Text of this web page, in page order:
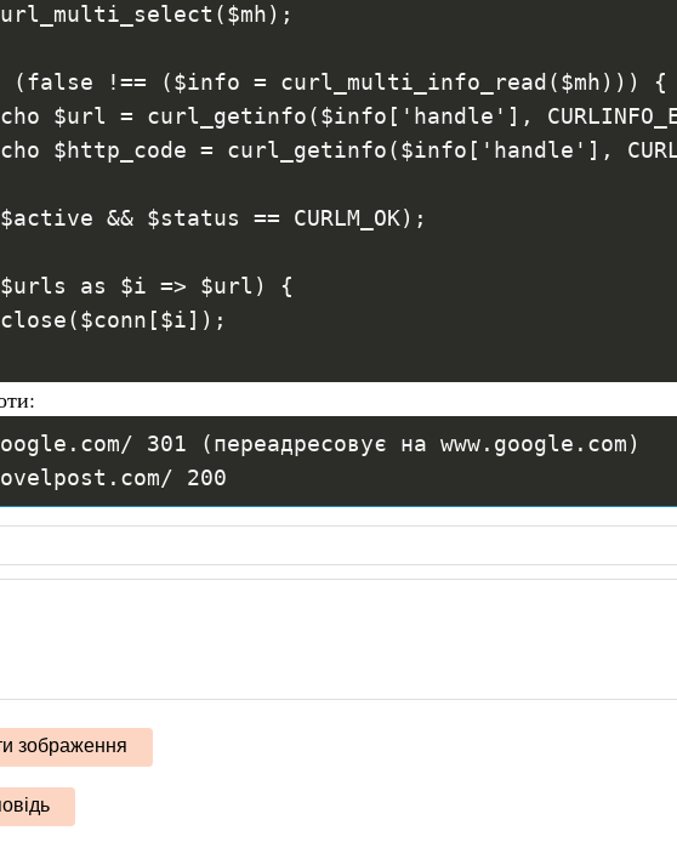
(false !== ($info = curl_multi_info_read($mh))) {
$url = curl_getinfo($info['handle'],
$http_code = curl_getinfo($info['handle'],
&& $status == CURLM_OK);
as $i => $url) {
301 (переадресовує на www.google.com)
200